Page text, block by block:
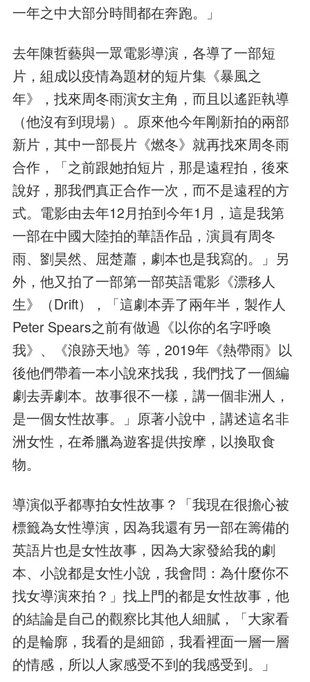
一年之中大部分時間都在奔跑。」
去年陳哲藝與一眾電影導演，各導了一部短
片，組成以疫情為題材的短片集《暴風之
年》，找來周冬雨演女主角，而且以遙距執導
（他沒有到現場）。原來他今年剛新拍的兩部
新片，其中一部長片《燃冬》就再找來周冬雨
合作，「之前跟她拍短片，那是遠程拍，後來
說好，那我們真正合作一次，而不是遠程的方
式。電影由去年12月拍到今年1月，這是我第
一部在中國大陸拍的華語作品，演員有周冬
雨、劉昊然、屈楚蕭，劇本也是我寫的。」另
外，他又拍了一部第一部英語電影《漂移人
生》（Drift），「這劇本弄了兩年半，製作人
Peter Spears之前有做過《以你的名字呼喚
我》、《浪跡天地》等，2019年《熱帶雨》以
後他們帶着一本小說來找我，我們找了一個編
劇去弄劇本。故事很不一樣，講一個非洲人，
是一個女性故事。」原著小說中，講述這名非
洲女性，在希臘為遊客提供按摩，以換取食
物。
導演似乎都專拍女性故事？「我現在很擔心被
標籤為女性導演，因為我還有另一部在籌備的
英語片也是女性故事，因為大家發給我的劇
本、小說都是女性小說，我會問：為什麼你不
找女導演來拍？」找上門的都是女性故事，他
的結論是自己的觀察比其他人細膩，「大家看
的是輪廓，我看的是細節，我看裡面一層一層
的情感，所以人家感受不到的我感受到。」